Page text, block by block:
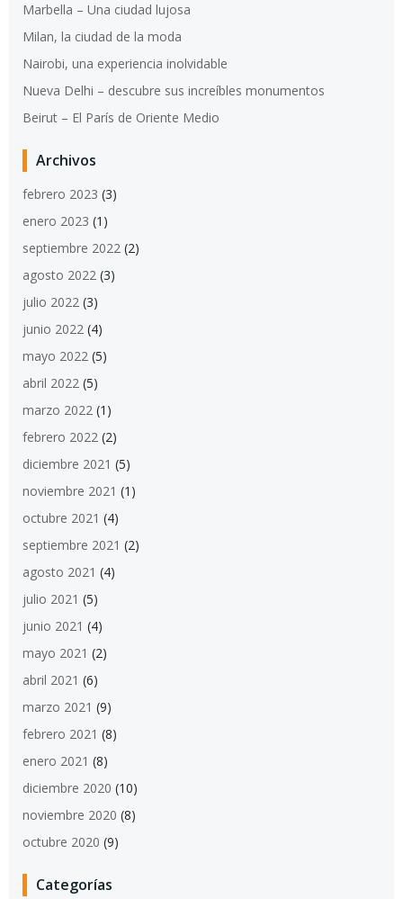
Marbella – Una ciudad lujosa
Milan, la ciudad de la moda
Nairobi, una experiencia inolvidable
Nueva Delhi – descubre sus increíbles monumentos
Beirut – El París de Oriente Medio
Archivos
febrero 2023 (3)
enero 2023 (1)
septiembre 2022 (2)
agosto 2022 (3)
julio 2022 (3)
junio 2022 (4)
mayo 2022 (5)
abril 2022 (5)
marzo 2022 (1)
febrero 2022 (2)
diciembre 2021 (5)
noviembre 2021 (1)
octubre 2021 (4)
septiembre 2021 (2)
agosto 2021 (4)
julio 2021 (5)
junio 2021 (4)
mayo 2021 (2)
abril 2021 (6)
marzo 2021 (9)
febrero 2021 (8)
enero 2021 (8)
diciembre 2020 (10)
noviembre 2020 (8)
octubre 2020 (9)
Categorías